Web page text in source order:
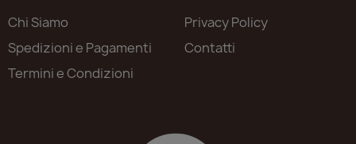
Chi Siamo
Spedizioni e Pagamenti
Termini e Condizioni
Privacy Policy
Contatti